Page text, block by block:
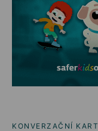
KONVERZAČNÍ